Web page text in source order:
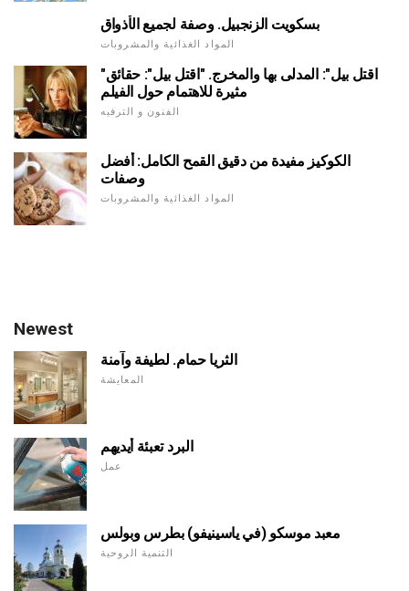
بسكويت الزنجبيل. وصفة لجميع الأذواق
المواد الغذائية والمشروبات
"اقتل بيل": المدلى بها والمخرج. "اقتل بيل": حقائق
مثيرة للاهتمام حول الفيلم
الفنون و الترفيه
الكوكيز مفيدة من دقيق القمح الكامل: أفضل
وصفات
المواد الغذائية والمشروبات
Newest
الثريا حمام. لطيفة وآمنة
المعايشة
البرد تعبئة أيديهم
عمل
معبد موسكو (في ياسينيفو) بطرس وبولس
التنمية الروحية